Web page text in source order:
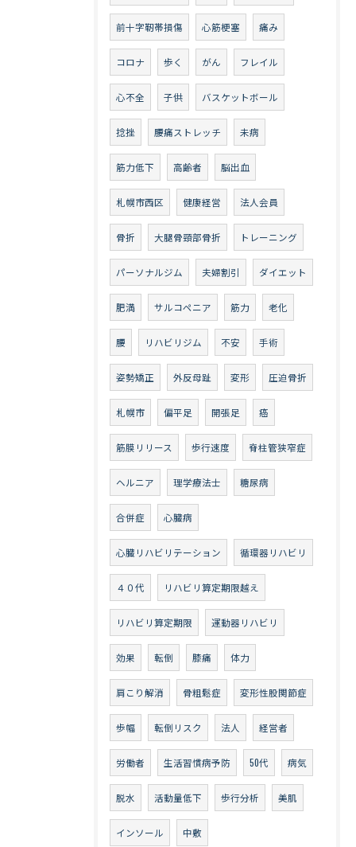
前十字靭帯損傷 心筋梗塞 痛み
コロナ 歩く がん フレイル
心不全 子供 バスケットボール
捻挫 腰痛ストレッチ 未病
筋力低下 高齢者 脳出血
札幌市西区 健康経営 法人会員
骨折 大腿骨頸部骨折 トレーニング
パーソナルジム 夫婦割引 ダイエット
肥満 サルコペニア 筋力 老化
腰 リハビリジム 不安 手術
姿勢矯正 外反母趾 変形 圧迫骨折
札幌市 偏平足 開張足 癌
筋膜リリース 歩行速度 脊柱管狭窄症
ヘルニア 理学療法士 糖尿病
合併症 心臓病
心臓リハビリテーション 循環器リハビリ
４０代 リハビリ算定期限越え
リハビリ算定期限 運動器リハビリ
効果 転倒 膝痛 体力
肩こり解消 骨粗鬆症 変形性股関節症
歩幅 転倒リスク 法人 経営者
労働者 生活習慣病予防 50代 病気
脱水 活動量低下 歩行分析 美肌
インソール 中敷